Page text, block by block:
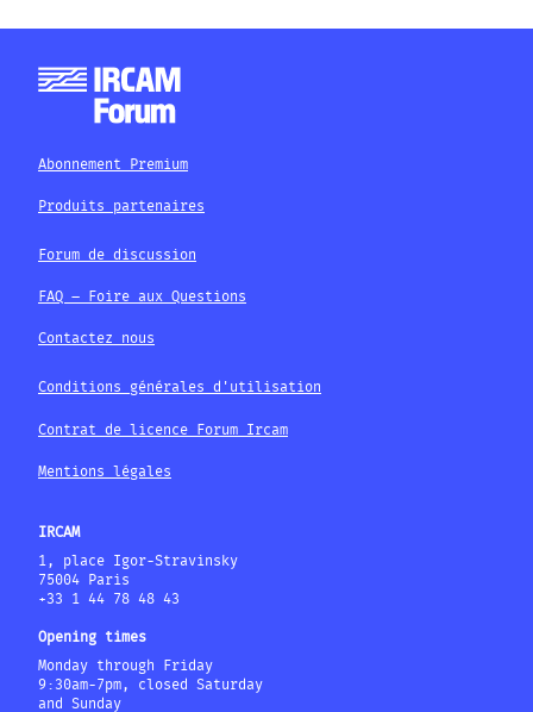
Abonnement Premium
Produits partenaires
Forum de discussion
FAQ – Foire aux Questions
Contactez nous
Conditions générales d'utilisation
Contrat de licence Forum Ircam
Mentions légales
IRCAM
1, place Igor-Stravinsky
75004 Paris
+33 1 44 78 48 43
Opening times
Monday through Friday
9:30am-7pm, closed Saturday
and Sunday